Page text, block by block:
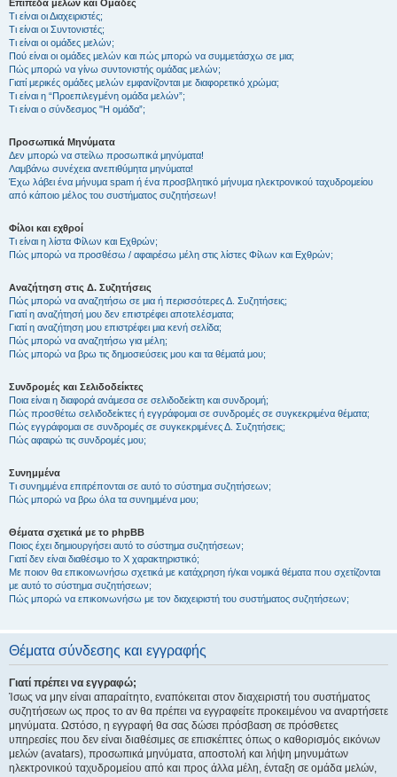
Επίπεδα μελών και Ομάδες
Τι είναι οι Διαχειριστές;
Τι είναι οι Συντονιστές;
Τι είναι οι ομάδες μελών;
Πού είναι οι ομάδες μελών και πώς μπορώ να συμμετάσχω σε μια;
Πώς μπορώ να γίνω συντονιστής ομάδας μελών;
Γιατί μερικές ομάδες μελών εμφανίζονται με διαφορετικό χρώμα;
Τι είναι η “Προεπιλεγμένη ομάδα μελών”;
Τι είναι ο σύνδεσμος "Η ομάδα”;
Προσωπικά Μηνύματα
Δεν μπορώ να στείλω προσωπικά μηνύματα!
Λαμβάνω συνέχεια ανεπιθύμητα μηνύματα!
Έχω λάβει ένα μήνυμα spam ή ένα προσβλητικό μήνυμα ηλεκτρονικού ταχυδρομείου
από κάποιο μέλος του συστήματος συζητήσεων!
Φίλοι και εχθροί
Τι είναι η λίστα Φίλων και Εχθρών;
Πώς μπορώ να προσθέσω / αφαιρέσω μέλη στις λίστες Φίλων και Εχθρών;
Αναζήτηση στις Δ. Συζητήσεις
Πώς μπορώ να αναζητήσω σε μια ή περισσότερες Δ. Συζητήσεις;
Γιατί η αναζήτησή μου δεν επιστρέφει αποτελέσματα;
Γιατί η αναζήτηση μου επιστρέφει μια κενή σελίδα;
Πώς μπορώ να αναζητήσω για μέλη;
Πώς μπορώ να βρω τις δημοσιεύσεις μου και τα θέματά μου;
Συνδρομές και Σελιδοδείκτες
Ποια είναι η διαφορά ανάμεσα σε σελιδοδείκτη και συνδρομή;
Πώς προσθέτω σελιδοδείκτες ή εγγράφομαι σε συνδρομές σε συγκεκριμένα θέματα;
Πώς εγγράφομαι σε συνδρομές σε συγκεκριμένες Δ. Συζητήσεις;
Πώς αφαιρώ τις συνδρομές μου;
Συνημμένα
Τι συνημμένα επιτρέπονται σε αυτό το σύστημα συζητήσεων;
Πώς μπορώ να βρω όλα τα συνημμένα μου;
Θέματα σχετικά με το phpBB
Ποιος έχει δημιουργήσει αυτό το σύστημα συζητήσεων;
Γιατί δεν είναι διαθέσιμο το Χ χαρακτηριστικό;
Με ποιον θα επικοινωνήσω σχετικά με κατάχρηση ή/και νομικά θέματα που σχετίζονται
με αυτό το σύστημα συζητήσεων;
Πώς μπορώ να επικοινωνήσω με τον διαχειριστή του συστήματος συζητήσεων;
Θέματα σύνδεσης και εγγραφής
Γιατί πρέπει να εγγραφώ;
Ίσως να μην είναι απαραίτητο, εναπόκειται στον διαχειριστή του συστήματος
συζητήσεων ως προς το αν θα πρέπει να εγγραφείτε προκειμένου να αναρτήσετε
μηνύματα. Ωστόσο, η εγγραφή θα σας δώσει πρόσβαση σε πρόσθετες
υπηρεσίες που δεν είναι διαθέσιμες σε επισκέπτες όπως ο καθορισμός εικόνων
μελών (avatars), προσωπικά μηνύματα, αποστολή και λήψη μηνυμάτων
ηλεκτρονικού ταχυδρομείου από και προς άλλα μέλη, ένταξη σε ομάδα μελών,